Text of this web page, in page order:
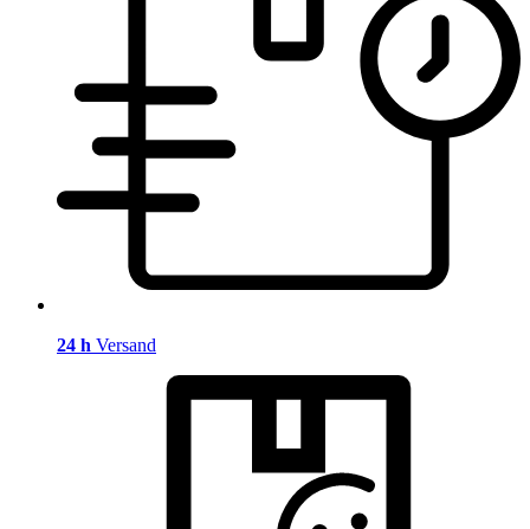
24 h Versand